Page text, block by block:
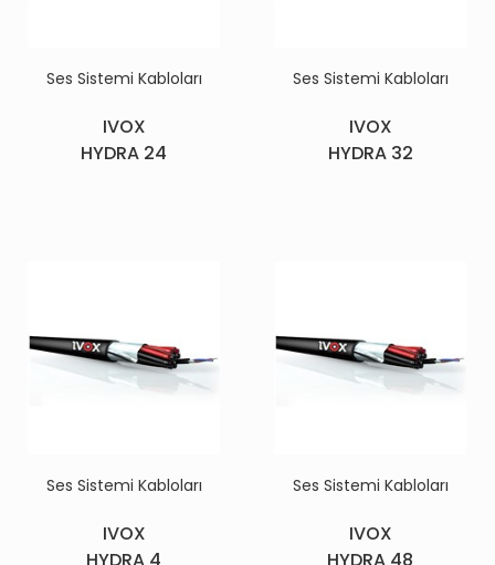
Ses Sistemi Kabloları
IVOX
HYDRA 24
Ses Sistemi Kabloları
IVOX
HYDRA 32
Ses Sistemi Kabloları
IVOX
Ses Sistemi Kabloları
IVOX